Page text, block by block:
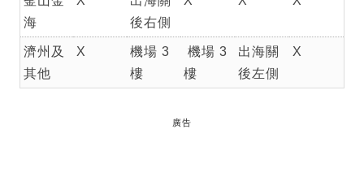
海
後右側
濟州及
其他
X
機場 3
樓
機場 3
樓
出海關
後左側
X
廣告